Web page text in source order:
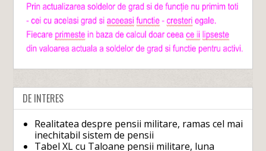
DE INTERES
Realitatea despre pensii militare, ramas cel mai
inechitabil sistem de pensii
Tabel XL cu Taloane pensii militare, luna